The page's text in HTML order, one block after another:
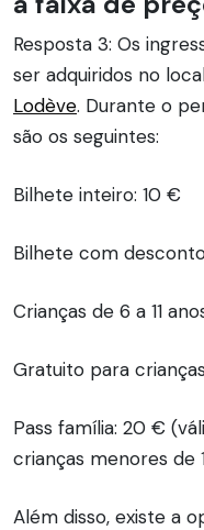
Resposta 3: Os
ser adquiridos no
Lodève. Durante o
são os seguintes:
Bilhete inteiro: 10 €
Bilhete com
Crianças de 6 a 11
Gratuito para
Pass família: 20 €
crianças menores de
Além disso, existe a